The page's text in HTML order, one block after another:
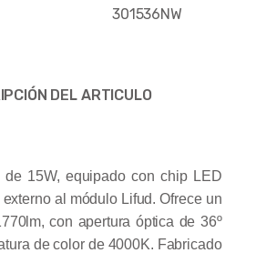
301536NW
DEL ARTICULO
de 15W, equipado con chip LED
al módulo Lifud. Ofrece un
con apertura óptica de 36º
de color de 4000K. Fabricado